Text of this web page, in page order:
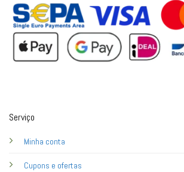
Serviço
Minha conta
Cupons e ofertas